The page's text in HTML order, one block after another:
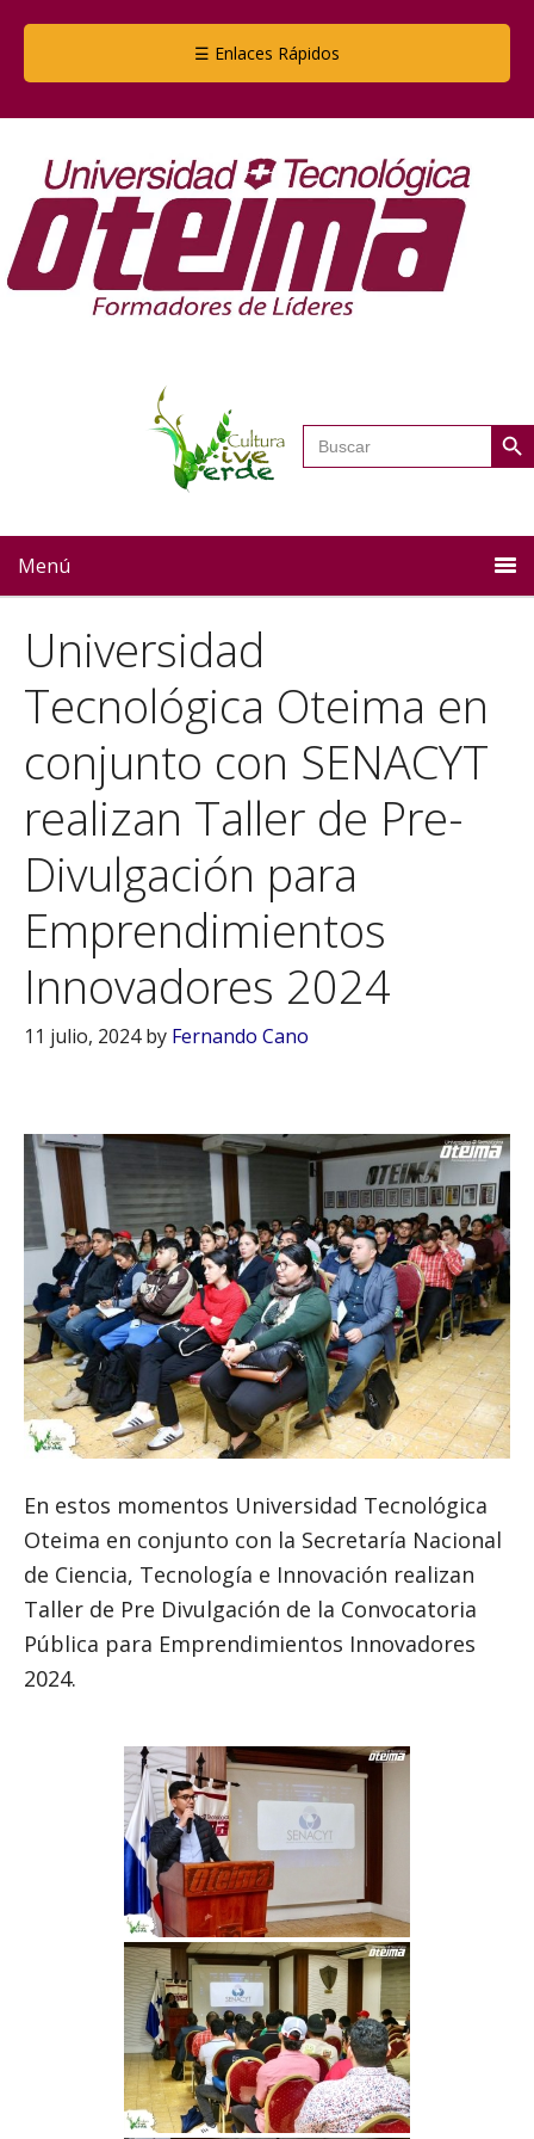
☰ Enlaces Rápidos
Buscar: Botón
Menú
Universidad
Tecnológica Oteima en
conjunto con SENACYT
realizan Taller de Pre-
Divulgación para
Emprendimientos
Innovadores 2024
11 julio, 2024by Fernando Cano
En estos momentos Universidad Tecnológica
Oteima en conjunto con la Secretaría Nacional
de Ciencia, Tecnología e Innovación realizan
Taller de Pre Divulgación de la Convocatoria
Pública para Emprendimientos Innovadores
2024.